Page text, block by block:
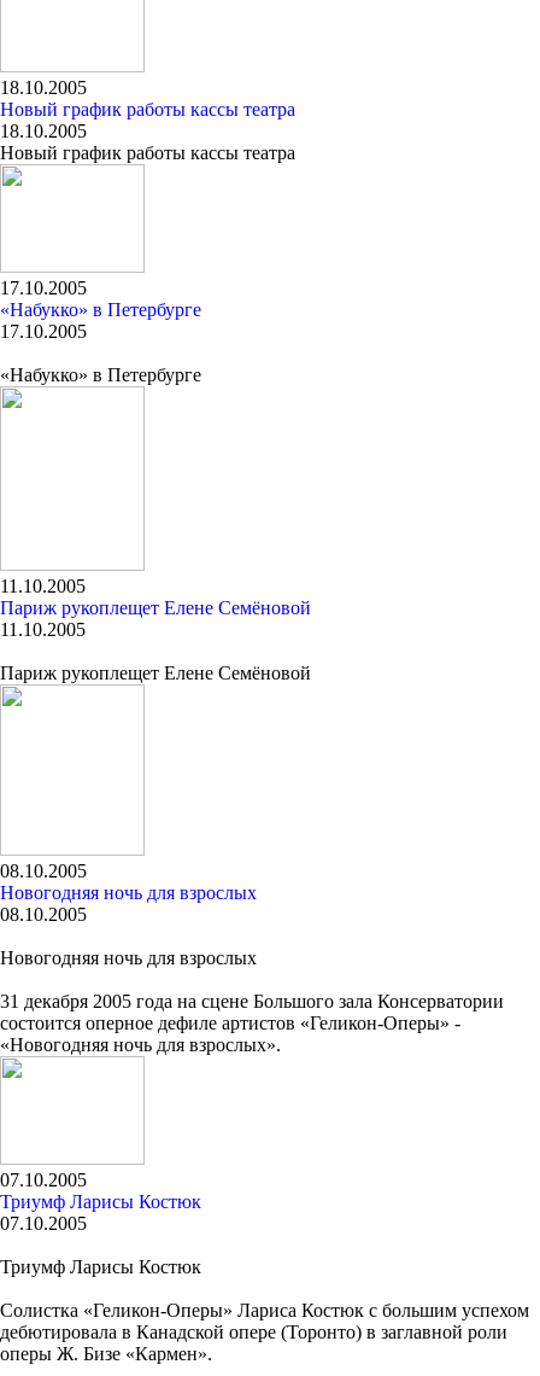
18.10.2005
Новый график работы кассы театра
18.10.2005
Новый график работы кассы театра
17.10.2005
«Набукко» в Петербурге
17.10.2005
«Набукко» в Петербурге
11.10.2005
Париж рукоплещет Елене Семёновой
11.10.2005
Париж рукоплещет Елене Семёновой
08.10.2005
Новогодняя ночь для взрослых
08.10.2005
Новогодняя ночь для взрослых
31 декабря 2005 года на сцене Большого зала Консерватории
состоится оперное дефиле артистов «Геликон-Оперы» -
«Новогодняя ночь для взрослых».
07.10.2005
Триумф Ларисы Костюк
07.10.2005
Триумф Ларисы Костюк
Солистка «Геликон-Оперы» Лариса Костюк с большим успехом
дебютировала в Канадской опере (Торонто) в заглавной роли
оперы Ж. Бизе «Кармен».